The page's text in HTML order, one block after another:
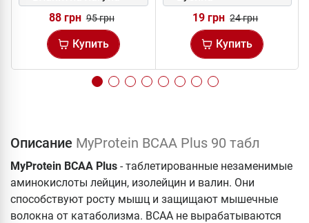
88 грн 95 грн
Купить
19 грн 24 грн
Купить
Описание MyProtein BCAA Plus 90 табл
MyProtein BCAA Plus - таблетированные незаменимые
аминокислоты лейцин, изолейцин и валин. Они
способствуют росту мышц и защищают мышечные
волокна от катаболизма. ВСАА не вырабатываются